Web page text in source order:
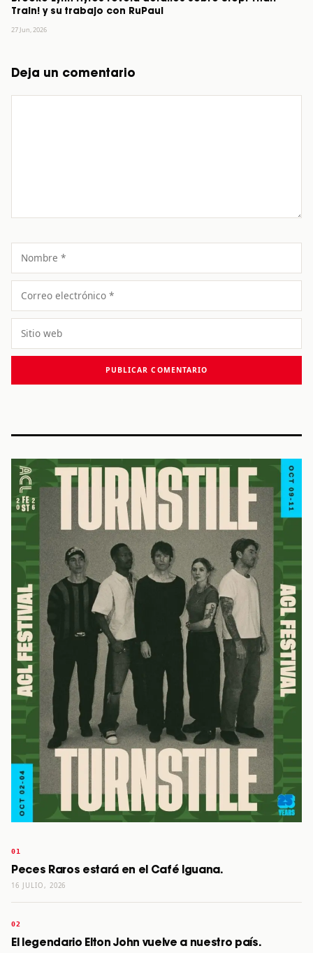
Train! y su trabajo con RuPaul
27 Jun, 2026
Deja un comentario
Comentario
Nombre
Correo
electrónico
Sitio
web
Peces Raros estará en el Café Iguana.
16 JULIO, 2026
El legendario Elton John vuelve a nuestro país.